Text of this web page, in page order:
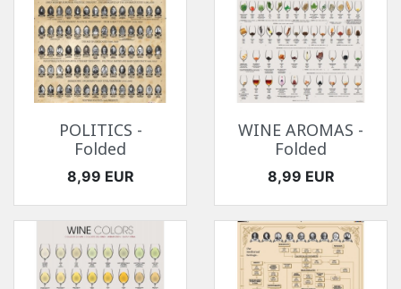
POLITICS -
Folded
Ár
8,99 EUR
WINE AROMAS -
Folded
Ár
8,99 EUR